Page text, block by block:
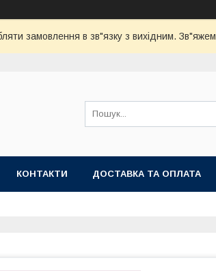
замовлення в зв"язку з вихідним.
КОНТАКТИ ДОСТАВКА ТА ОПЛАТА